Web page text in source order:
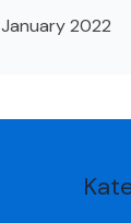
January 2022